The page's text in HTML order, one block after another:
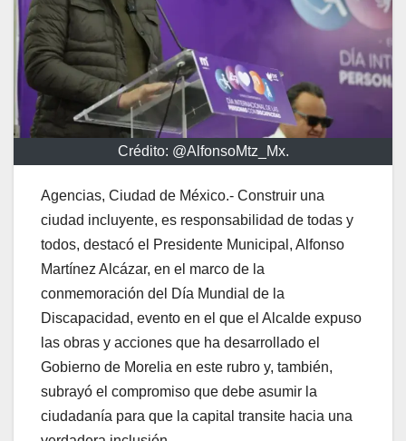
Crédito: @AlfonsoMtz_Mx.
Agencias, Ciudad de México.- Construir una
ciudad incluyente, es responsabilidad de todas y
todos, destacó el Presidente Municipal, Alfonso
Martínez Alcázar, en el marco de la
conmemoración del Día Mundial de la
Discapacidad, evento en el que el Alcalde expuso
las obras y acciones que ha desarrollado el
Gobierno de Morelia en este rubro y, también,
subrayó el compromiso que debe asumir la
ciudadanía para que la capital transite hacia una